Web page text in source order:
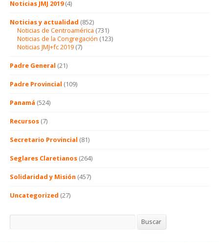
Noticias JMJ 2019(4)
Noticias y actualidad (852)
Noticias de Centroamérica (731)
Noticias de la Congregación (123)
Noticias JMJ+fc 2019 (7)
Padre General (21)
Padre Provincial (109)
Panamá (524)
Recursos (7)
Secretario Provincial (81)
Seglares Claretianos (264)
Solidaridad y Misión (457)
Uncategorized (27)
Buscar